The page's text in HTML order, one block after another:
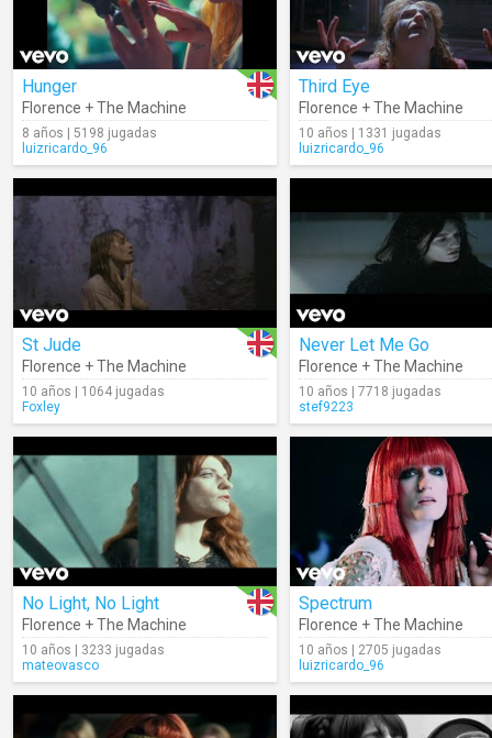
Hunger
Florence + The Machine
8 años | 5198 jugadas
luizricardo_96
Third Eye
Florence + The Machine
10 años | 1331 jugadas
luizricardo_96
St Jude
Florence + The Machine
10 años | 1064 jugadas
Foxley
Never Let Me Go
Florence + The Machine
10 años | 7718 jugadas
stef9223
No Light, No Light
Florence + The Machine
10 años | 3233 jugadas
mateovasco
Spectrum
Florence + The Machine
10 años | 2705 jugadas
luizricardo_96